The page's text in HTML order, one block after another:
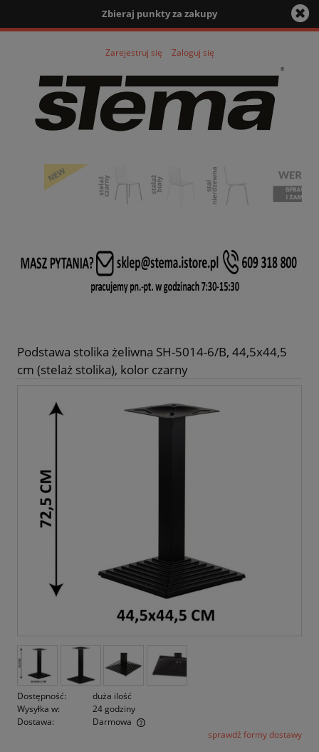
Zbieraj punkty za zakupy
Zarejestruj się Zaloguj się
Podstawa stolika żeliwna SH-5014-6/B, 44,5x44,5
cm (stelaż stolika), kolor czarny
Dostępność:
duża ilość
Wysyłka w:
24 godziny
Dostawa:
Darmowa
Cena nie zawiera ewentualnych kosztów płatnościsprawdź formy dostawy